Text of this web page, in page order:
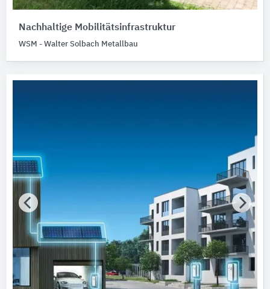
Nachhaltige Mobilitätsinfrastruktur
WSM - Walter Solbach Metallbau